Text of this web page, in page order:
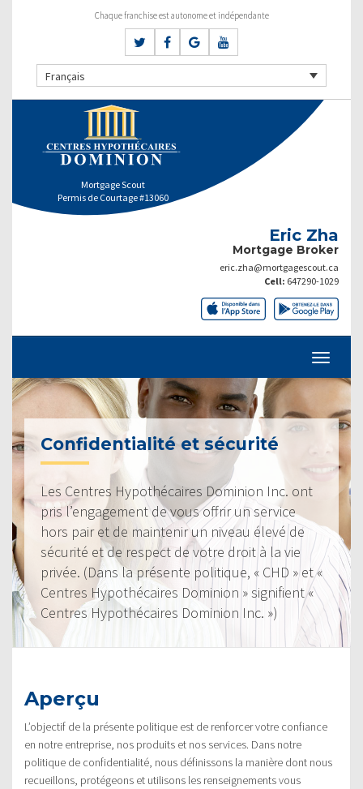
Chaque franchise est autonome et indépendante
Français
Mortgage Scout
Permis de Courtage #13060
Eric Zha
Mortgage Broker
eric.zha@mortgagescout.ca
Cell: 647290-1029
Confidentialité et sécurité
Les Centres Hypothécaires Dominion Inc. ont
pris l’engagement de vous offrir un service
hors pair et de maintenir un niveau élevé de
sécurité et de respect de votre droit à la vie
privée. (Dans la présente politique, « CHD » et «
Centres Hypothécaires Dominion » signifient «
Centres Hypothécaires Dominion Inc. »)
Aperçu
L’objectif de la présente politique est de renforcer votre confiance
en notre entreprise, nos produits et nos services. Dans notre
politique de confidentialité, nous définissons la manière dont nous
recueillons, protégeons et utilisons les renseignements vous